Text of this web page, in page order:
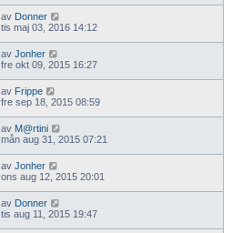
av Donner
tis maj 03, 2016 14:12
av Jonher
fre okt 09, 2015 16:27
av Frippe
fre sep 18, 2015 08:59
av M@rtini
mån aug 31, 2015 07:21
av Jonher
ons aug 12, 2015 20:01
av Donner
tis aug 11, 2015 19:47